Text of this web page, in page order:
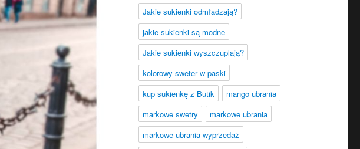
Jakie sukienki odmładzają?
jakie sukienki są modne
Jakie sukienki wyszczuplają?
kolorowy sweter w paski
kup sukienkę z Butik
mango ubrania
markowe swetry
markowe ubrania
markowe ubrania wyprzedaż